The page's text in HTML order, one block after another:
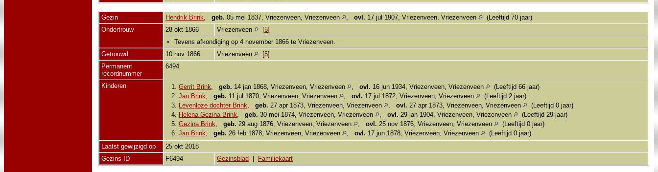
Gezin Hendrik Brink, geb. 05 mei 1837, Vriezenveen, Vriezenveen , ovl. 17 jul 1907, Vriezenveen, Vriezenveen
(Leeftijd 70 jaar)
Ondertrouw
28 okt 1866 Vriezenveen [5]
Tevens afkondiging op 4 november 1866 te Vriezenveen.
Getrouwd
10 nov 1866 Vriezenveen [5]
Permanent
recordnummer
6494
Kinderen 1. Gerrit Brink, geb. 14 jan 1868, Vriezenveen, Vriezenveen , ovl. 16 jun 1934, Vriezenveen, Vriezenveen
(Leeftijd 66 jaar)
2. Jan Brink, geb. 11 jul 1870, Vriezenveen, Vriezenveen , ovl. 17 jul 1872, Vriezenveen, Vriezenveen
(Leeftijd 2 jaar)
3. Levenloze dochter Brink, geb. 27 apr 1873, Vriezenveen, Vriezenveen , ovl. 27 apr 1873, Vriezenveen, Vriezenveen
(Leeftijd 0 jaar)
4. Helena Gezina Brink, geb. 30 mei 1874, Vriezenveen, Vriezenveen , ovl. 29 jan 1904, Vriezenveen, Vriezenveen
(Leeftijd 29 jaar)
5. Gezina Brink, geb. 29 aug 1876, Vriezenveen, Vriezenveen , ovl. 25 nov 1876, Vriezenveen, Vriezenveen
(Leeftijd 0 jaar)
6. Jan Brink, geb. 26 feb 1878, Vriezenveen, Vriezenveen , ovl. 17 jun 1878, Vriezenveen, Vriezenveen
(Leeftijd 0 jaar)
Laatst gewijzigd op
25 okt 2018
Gezins-ID
F6494 Gezinsblad Familiekaart